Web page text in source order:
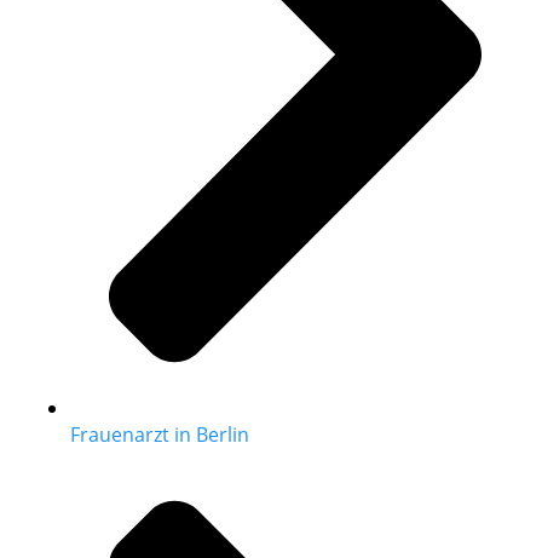
Frauenarzt in Berlin